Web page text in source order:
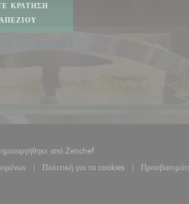
ΚΡΆΤΗΣΗ
από Zenchef((ανοίγει σε νέο παράθυρο))
παράθυρο))
Πολιτική για τα cookies
((ανοίγει σε νέο παράθυρο))